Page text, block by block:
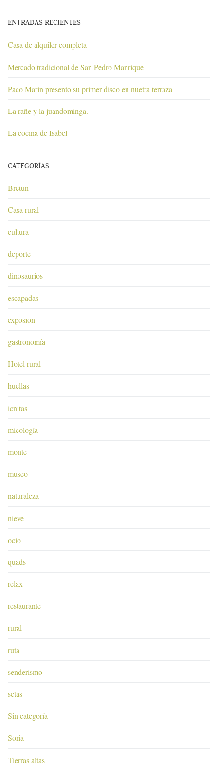
ENTRADAS RECIENTES
Casa de alquiler completa
Mercado tradicional de San Pedro Manrique
Paco Marin presento su primer disco en nuetra terraza
La rañe y la juandominga.
La cocina de Isabel
CATEGORÍAS
Bretun
Casa rural
cultura
deporte
dinosaurios
escapadas
exposion
gastronomía
Hotel rural
huellas
icnitas
micología
monte
museo
naturaleza
nieve
ocio
quads
relax
restaurante
rural
ruta
senderismo
setas
Sin categoría
Soria
Tierras altas